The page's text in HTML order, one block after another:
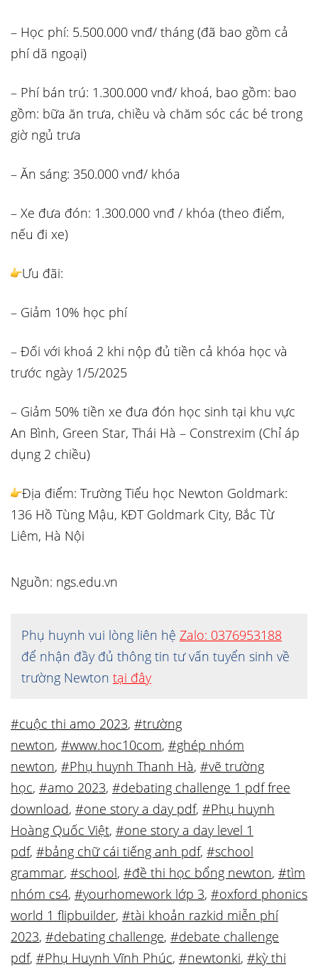
– Học phí: 5.500.000 vnđ/ tháng (đã bao gồm cả
phí dã ngoại)
– Phí bán trú: 1.300.000 vnđ/ khoá, bao gồm: bao
gồm: bữa ăn trưa, chiều và chăm sóc các bé trong
giờ ngủ trưa
– Ăn sáng: 350.000 vnđ/ khóa
– Xe đưa đón: 1.300.000 vnđ / khóa (theo điểm,
nếu đi xe)
Ưu đãi:
– Giảm 10% học phí
– Đối với khoá 2 khi nộp đủ tiền cả khóa học và
trước ngày 1/5/2025
– Giảm 50% tiền xe đưa đón học sinh tại khu vực
An Bình, Green Star, Thái Hà – Constrexim (Chỉ áp
dụng 2 chiều)
Địa điểm: Trường Tiểu học Newton Goldmark:
136 Hồ Tùng Mậu, KĐT Goldmark City, Bắc Từ
Liêm, Hà Nội
Nguồn: ngs.edu.vn
Phụ huynh vui lòng liên hệ Zalo: 0376953188
để nhận đầy đủ thông tin tư vấn tuyển sinh về
trường Newton tại đây
#cuộc thi amo 2023, #trường
newton, #www.hoc10com, #ghép nhóm
newton, #Phụ huynh Thanh Hà, #vẽ trường
học, #amo 2023, #debating challenge 1 pdf free
download, #one story a day pdf, #Phụ huynh
Hoàng Quốc Việt, #one story a day level 1
pdf, #bảng chữ cái tiếng anh pdf, #school
grammar, #school, #đề thi học bổng newton, #tìm
nhóm cs4, #yourhomework lớp 3, #oxford phonics
world 1 flipbuilder, #tài khoản razkid miễn phí
2023, #debating challenge, #debate challenge
pdf, #Phụ Huynh Vĩnh Phúc, #newtonki, #kỳ thi